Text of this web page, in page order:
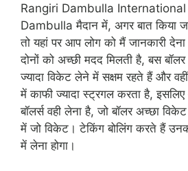
Rangiri Dambulla
Dambulla मैदान में, अगर बात किया
तो यहां पर आप लोग को मैं जानकारी देना
दोनों को अच्छी मदद मिलती है, बस
ज्यादा विकेट लेने में सक्षम रहते हैं और
में काफी ज्यादा स्ट्रगल करता है, इसलिए
बॉलर्स वही लेना है, जो बॉलर अच्छा
में जो विकेट। टेकिंग बोलिंग करते हैं
में लेना होगा।